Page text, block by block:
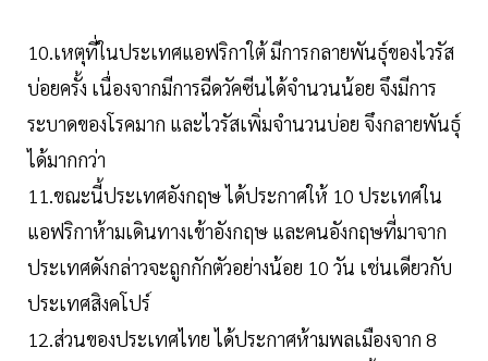
10.เหตุที่ในประเทศแอฟริกาใต้ มีการกลายพันธุ์ของไวรัส
บ่อยครั้ง เนื่องจากมีการฉีดวัคซีนได้จำนวนน้อย จึงมีการ
ระบาดของโรคมาก และไวรัสเพิ่มจำนวนบ่อย จึงกลายพันธุ์
ได้มากกว่า
11.ขณะนี้ประเทศอังกฤษ ได้ประกาศให้ 10 ประเทศใน
แอฟริกาห้ามเดินทางเข้าอังกฤษ และคนอังกฤษที่มาจาก
ประเทศดังกล่าวจะถูกกักตัวอย่างน้อย 10 วัน เช่นเดียวกับ
ประเทศสิงคโปร์
12.ส่วนของประเทศไทย ได้ประกาศห้ามพลเมืองจาก 8